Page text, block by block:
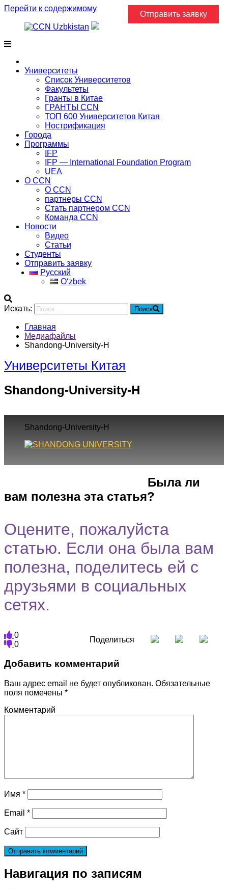
Перейти к содержимому
Университеты
Список Университетов
Факультеты
Гранты в Китае
ГРАНТЫ ССN
ТОП 600 Университетов Китая
Нострификация
Города
Программы
IFP
IFP — International Foundation Program
UEA
О CCN
О CCN
партнеры ССN
Стать партнером CCN
Команда ССN
Новости
Видео
Статьи
Студенты
Отправить заявку
Русский
Oʻzbek
Искать: Поиск
Главная
Медиафайлы
Shandong-University-H
Университеты Китая
Shandong-University-H
Отправить заявку
Shandong-University-H
Была ли
вам полезна эта статья?
Оцените, пожалуйста
статью. Если она была вам
полезна, поделитесь ей с
друзьями в социальных
сетях.
0
0
Поделиться
Добавить комментарий
Ваш адрес email не будет опубликован. Обязательные
поля помечены *
Комментарий
Имя *
Email *
Сайт
Навигация по записям